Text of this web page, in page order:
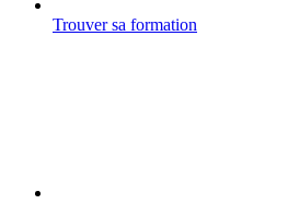
Trouver sa formation